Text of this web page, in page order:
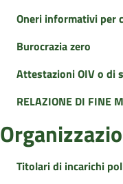
Oneri informativi per
Burocrazia zero
Attestazioni OIV o di
RELAZIONE DI FINE
Titolari di incarichi